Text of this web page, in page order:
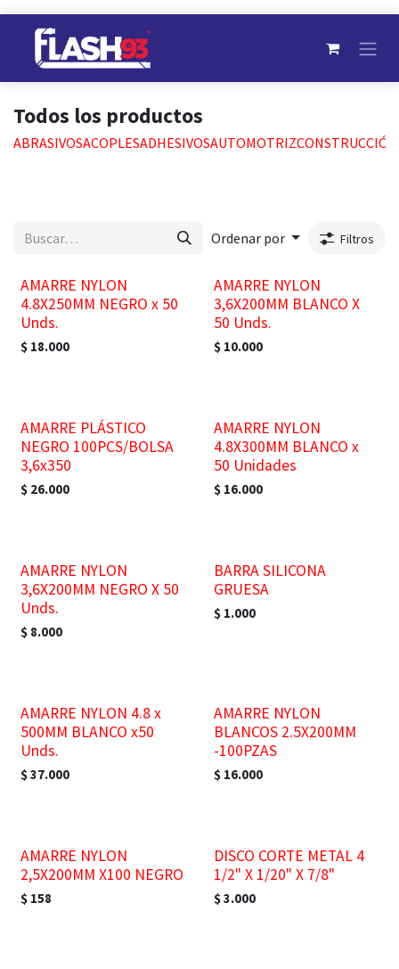
Ir al contenido
Todos los productos
ABRASIVOSACOPLESADHESIVOSAUTOMOTRIZCONSTRUCCIÓN
Ordenar por Filtros
AMARRE NYLON
4.8X250MM NEGRO x 50
Unds.
$ 18.000
AMARRE NYLON
3,6X200MM BLANCO X
50 Unds.
$ 10.000
AMARRE PLÁSTICO
NEGRO 100PCS/BOLSA
3,6x350
$ 26.000
AMARRE NYLON
4.8X300MM BLANCO x
50 Unidades
$ 16.000
AMARRE NYLON
3,6X200MM NEGRO X 50
Unds.
$ 8.000
BARRA SILICONA
GRUESA
$ 1.000
AMARRE NYLON 4.8 x
500MM BLANCO x50
Unds.
$37.000
AMARRE NYLON
BLANCOS 2.5X200MM
-100PZAS
$ 16.000
AMARRE NYLON
2,5X200MM X100 NEGRO
$ 158
DISCO CORTE METAL 4
1/2" X 1/20" X 7/8"
$3.000